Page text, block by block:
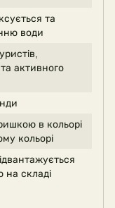
та
води
активного
в кольорі
кольорі
на складі